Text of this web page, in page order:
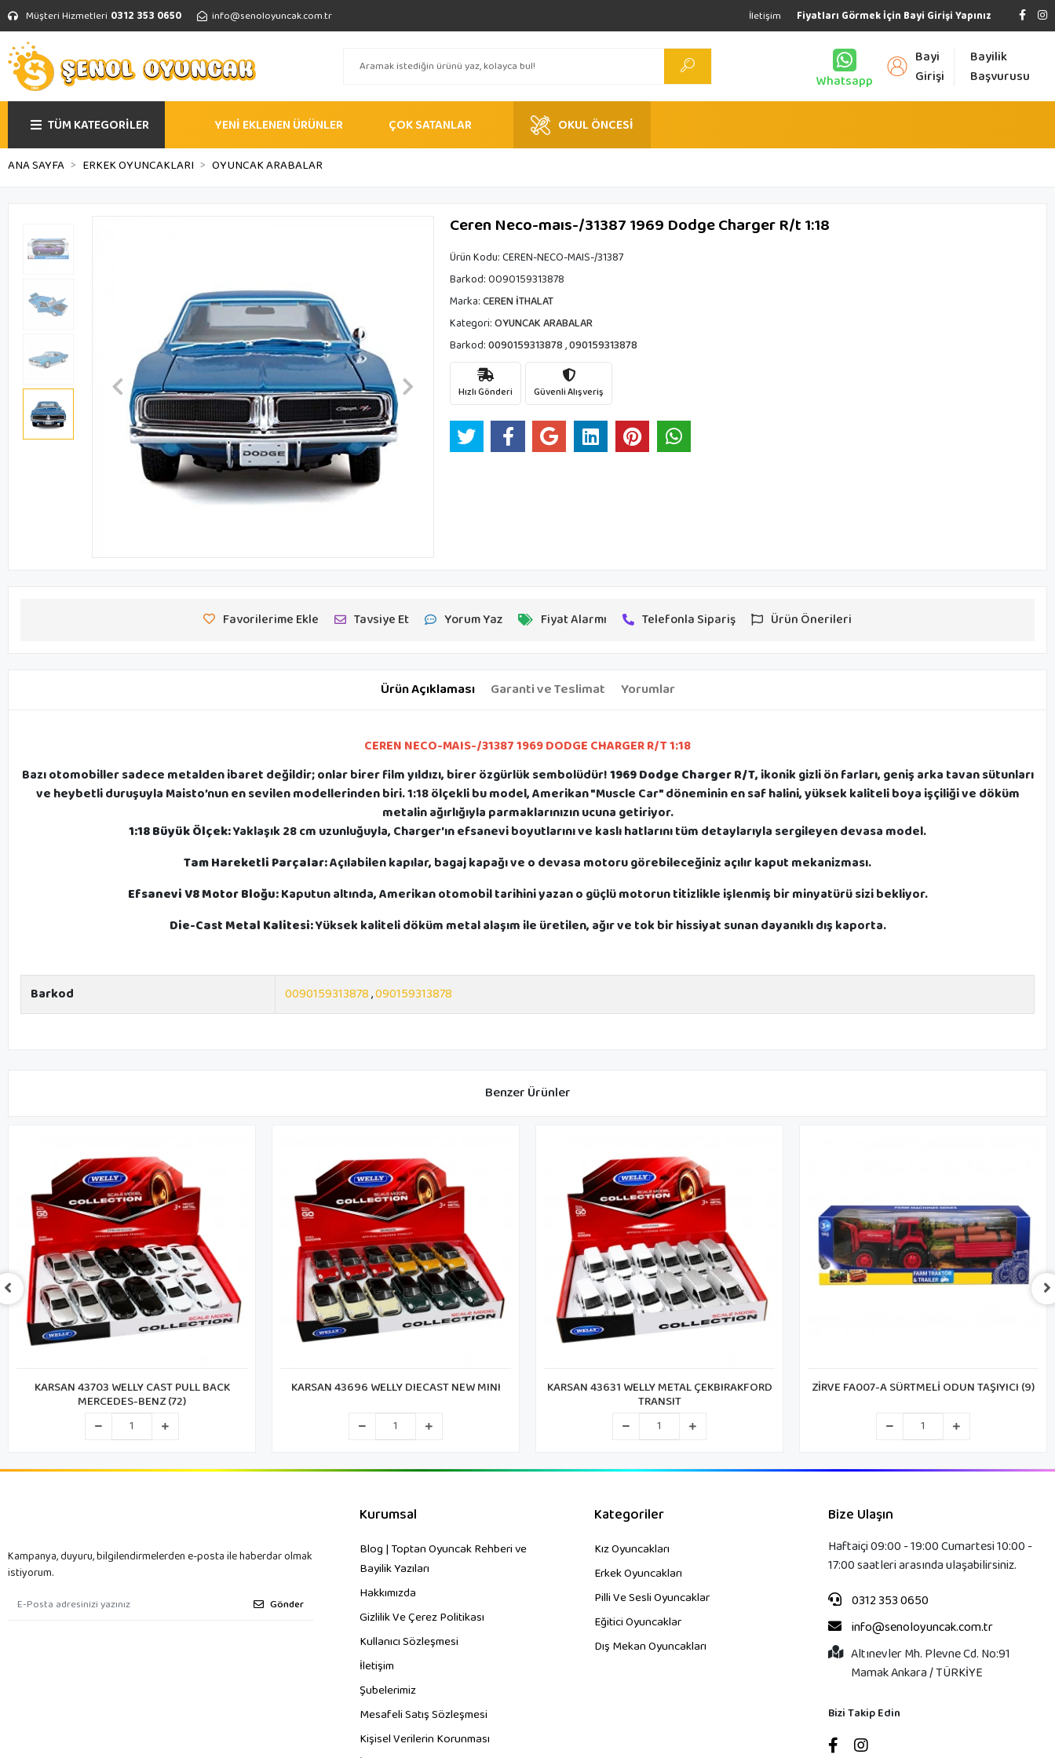
Müşteri Hizmetleri 0312 353 0650 info@senoloyuncak.com.tr Fiyatları Görmek İçin Bayi Girişi Yapınız
İletişim
Whatsapp
Bayi
Girişi
Bayilik
Başvurusu
TÜM KATEGORİLER YENİ EKLENEN ÜRÜNLER ÇOK SATANLAR OKUL ÖNCESİ
ANA SAYFA ERKEK OYUNCAKLARI OYUNCAK ARABALAR
Ceren Neco-maıs-/31387 1969 Dodge Charger R/t 1:18
Ürün Kodu:CEREN-NECO-MAIS-/31387
Barkod:0090159313878
Marka:CEREN İTHALAT
Kategori:OYUNCAK ARABALAR
Barkod:0090159313878,090159313878
Hızlı Gönderi Güvenli Alışveriş
Favorilerime Ekle Tavsiye Et Yorum Yaz Fiyat Alarmı Telefonla Sipariş Ürün Önerileri
Ürün Açıklaması Garanti ve Teslimat Yorumlar
CEREN NECO-MAIS-/31387 1969 DODGE CHARGER R/T 1:18
Bazı otomobiller sadece metalden ibaret değildir; onlar birer film yıldızı, birer özgürlük sembolüdür!1969 Dodge Charger R/T, ikonik gizli ön farları, geniş arka tavan sütunları
ve heybetli duruşuyla Maisto’nun en sevilen modellerinden biri. 1:18 ölçekli bu model, Amerikan "Muscle Car" döneminin en saf halini, yüksek kaliteli boya işçiliği ve döküm
metalin ağırlığıyla parmaklarınızın ucuna getiriyor.
1:18 Büyük Ölçek:Yaklaşık 28 cm uzunluğuyla, Charger'ın efsanevi boyutlarını ve kaslı hatlarını tüm detaylarıyla sergileyen devasa model.
Tam Hareketli Parçalar:Açılabilen kapılar, bagaj kapağı ve o devasa motoru görebileceğiniz açılır kaput mekanizması.
Efsanevi V8 Motor Bloğu:Kaputun altında, Amerikan otomobil tarihini yazan o güçlü motorun titizlikle işlenmiş bir minyatürü sizi bekliyor.
Die-Cast Metal Kalitesi:Yüksek kaliteli döküm metal alaşım ile üretilen, ağır ve tok bir hissiyat sunan dayanıklı dış kaporta.
Barkod 0090159313878,090159313878
Benzer Ürünler
KARSAN 43703 WELLY CAST PULL BACK
MERCEDES-BENZ (72)
KARSAN 43696 WELLY DIECAST NEW MINI KARSAN 43631 WELLY METAL ÇEKBIRAKFORD
TRANSIT
ZİRVE FA007-A SÜRTMELİ ODUN TAŞIYICI (9)
Kampanya, duyuru, bilgilendirmelerden e-posta ile haberdar olmak
istiyorum.
Gönder
Kurumsal
Blog | Toptan Oyuncak Rehberi ve
Bayilik Yazıları
Hakkımızda
Gizlilik Ve Çerez Politikası
Kullanıcı Sözleşmesi
İletişim
Şubelerimiz
Mesafeli Satış Sözleşmesi
Kişisel Verilerin Korunması
Kategoriler
Kız Oyuncakları
Erkek Oyuncakları
Pilli Ve Sesli Oyuncaklar
Eğitici Oyuncaklar
Dış Mekan Oyuncakları
Bize Ulaşın
Haftaiçi 09:00 - 19:00 Cumartesi 10:00 -
17:00 saatleri arasında ulaşabilirsiniz.
0312 353 0650
info@senoloyuncak.com.tr
Altınevler Mh. Plevne Cd. No:91
Mamak Ankara / TÜRKİYE
Bizi Takip Edin